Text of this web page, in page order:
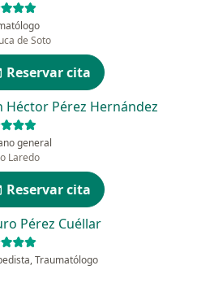
de Soto
Reservar cita
Héctor Pérez Hernández
general
Laredo
Reservar cita
Pérez Cuéllar
Traumatólogo